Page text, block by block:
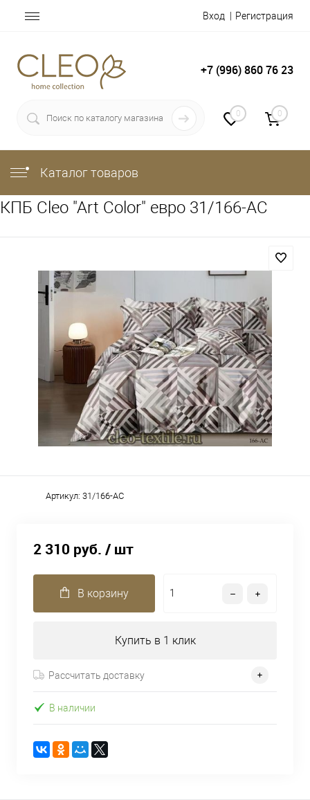
Вход Регистрация
+7 (996) 860 76 23
0 0
Каталог товаров
КПБ Cleo "Art Color" евро 31/166-AC
Артикул: 31/166-AC
2 310 руб. / шт
В корзину
Купить в 1 клик
Рассчитать доставку
В наличии